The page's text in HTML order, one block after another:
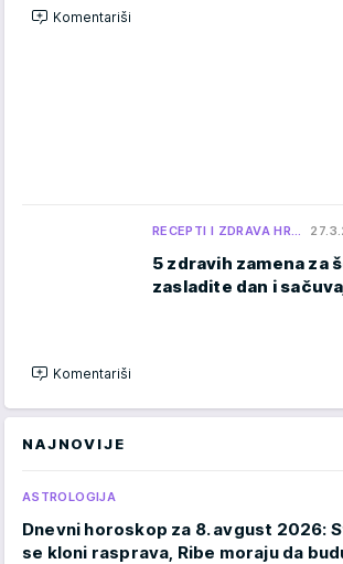
Komentariši
RECEPTI I ZDRAVA HR…
5 zdravih zamena za
zasladite dan i
Komentariši
NAJNOVIJE
ASTROLOGIJA
Dnevni horoskop za 8. avgust 2026:
se kloni rasprava, Ribe moraju da